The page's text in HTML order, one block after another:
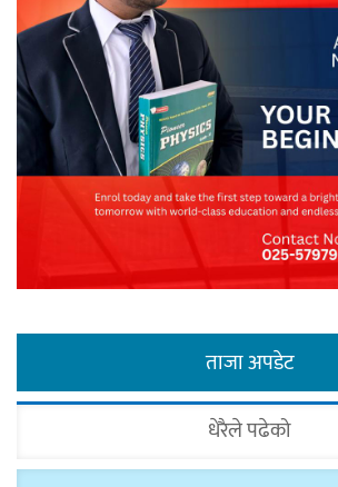
ताजा अपडेट
धेरैले पढेको